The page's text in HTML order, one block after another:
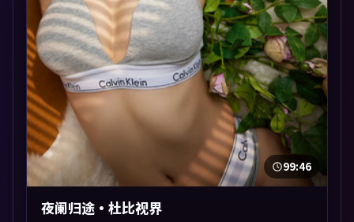
99:46
夜阑归途·杜比视界